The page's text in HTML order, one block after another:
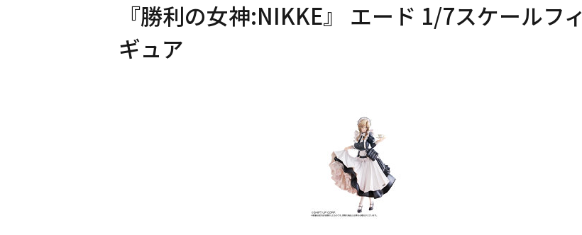
『勝利の女神:NIKKE』 エード 1/7スケールフィ
ギュア